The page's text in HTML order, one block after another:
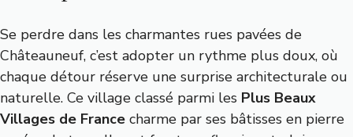
Se perdre dans les charmantes rues pavées de
Châteauneuf, c’est adopter un rythme plus doux, où
chaque détour réserve une surprise architecturale ou
naturelle. Ce village classé parmi les Plus Beaux
Villages de France charme par ses bâtisses en pierre